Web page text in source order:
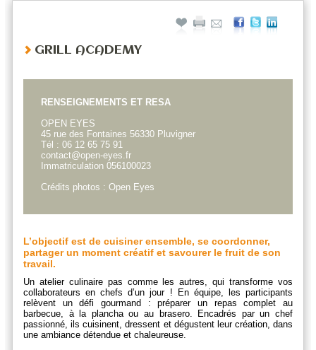
GRILL ACADEMY
RENSEIGNEMENTS ET RESA
OPEN EYES
45 rue des Fontaines 56330 Pluvigner
Tél : 06 12 65 75 91
contact@open-eyes.fr
Immatriculation 056100023
Crédits photos : Open Eyes
L’objectif est de cuisiner ensemble, se coordonner,
partager un moment créatif et savourer le fruit de son
travail.
Un atelier culinaire pas comme les autres, qui transforme vos
collaborateurs en chefs d’un jour ! En équipe, les participants
relèvent un défi gourmand : préparer un repas complet au
barbecue, à la plancha ou au brasero. Encadrés par un chef
passionné, ils cuisinent, dressent et dégustent leur création, dans
une ambiance détendue et chaleureuse.